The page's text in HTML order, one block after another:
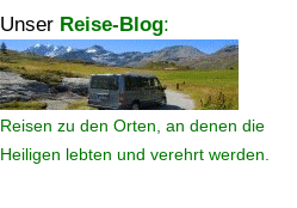
Unser Reise-Blog:
Reisen zu den Orten, an denen die
Heiligen lebten und verehrt werden.